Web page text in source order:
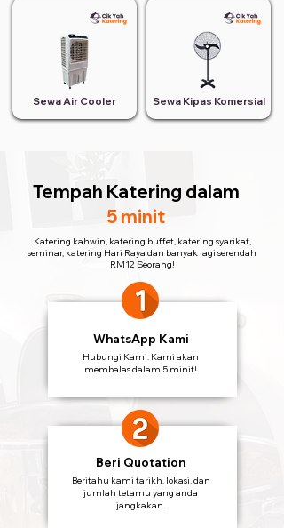
Sewa Air Cooler Sewa Kipas Komersial
Tempah Katering dalam
5 minit
Katering kahwin, katering buffet, katering syarikat,
seminar, katering Hari Raya dan banyak lagi serendah
RM12 Seorang!
WhatsApp Kami
Hubungi Kami. Kami akan
membalas dalam 5 minit!
Beri Quotation
Beritahu kami tarikh, lokasi, dan
jumlah tetamu yang anda
jangkakan.